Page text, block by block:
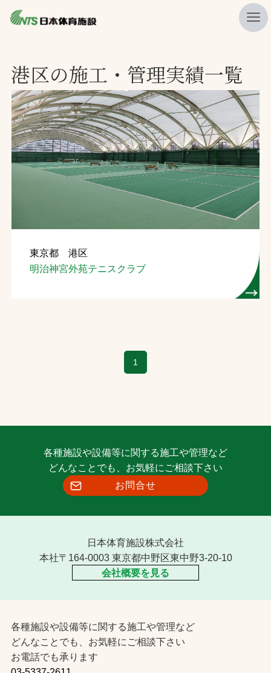
ニュース
プレスリリース
レポート
製品・サービス一覧
施工・管理実績一覧
採用情報
文字の見えづらさや操作にお困りの方へ
港区の施工・管理実績一覧
東京都 港区
明治神宮外苑テニスクラブ
1
各種施設や設備等に関する施工や管理など
どんなことでも、お気軽にご相談下さい
お問合せ
日本体育施設株式会社
本社〒164-0003 東京都中野区東中野3-20-10
会社概要を見る
各種施設や設備等に関する施工や管理など
どんなことでも、お気軽にご相談下さい
お電話でも承ります